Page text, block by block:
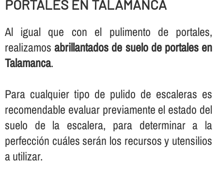
PORTALES EN TALAMANCA
Al igual que con el pulimento de portales,
realizamosabrillantados de suelo de portales en
Talamanca.
Para cualquier tipo de pulido de escaleras es
recomendable evaluar previamente el estado del
suelo de la escalera, para determinar a la
perfección cuáles serán los recursos y utensilios
a utilizar.